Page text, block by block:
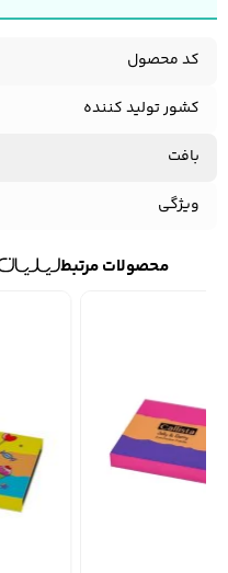
کد محصول
کشور تولید کننده
بافت
ویژگی
محصولات مرتبط